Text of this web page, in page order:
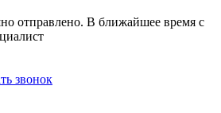
отправлено. В ближайшее время с
звонок